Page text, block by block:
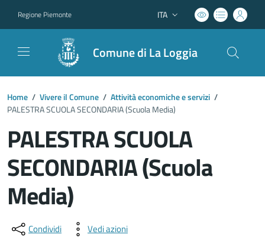
Regione Piemonte Lingua attiva:
ITA
Comune di La Loggia
Home / Vivere il Comune / Attività economiche e servizi /
PALESTRA SCUOLA SECONDARIA (Scuola Media)
PALESTRA SCUOLA
SECONDARIA (Scuola
Media)
Dettagli del documento
Condividi Vedi azioni